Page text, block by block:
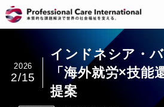
インドネシア・
「海外就労×技能
提案
2026
2/15